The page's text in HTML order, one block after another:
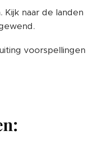
naar de landen
voorspellingen